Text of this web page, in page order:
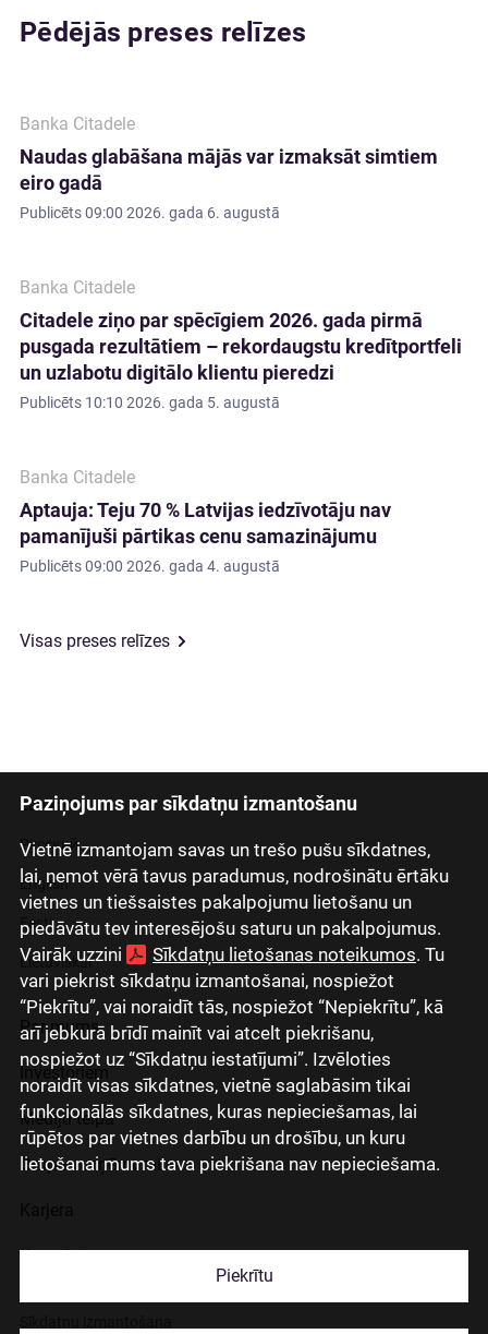
Paziņojums par sīkdatņu izmantošanu
Vietnē izmantojam savas un trešo pušu sīkdatnes,
lai, ņemot vērā tavus paradumus, nodrošinātu ērtāku
vietnes un tiešsaistes pakalpojumu lietošanu un
piedāvātu tev interesējošu saturu un pakalpojumus.
Vairāk uzzini
Sīkdatņu lietošanas noteikumos. Tu
vari piekrist sīkdatņu izmantošanai, nospiežot
“Piekrītu”, vai noraidīt tās, nospiežot “Nepiekrītu”, kā
arī jebkurā brīdī mainīt vai atcelt piekrišanu,
nospiežot uz “Sīkdatņu iestatījumi”. Izvēloties
noraidīt visas sīkdatnes, vietnē saglabāsim tikai
funkcionālās sīkdatnes, kuras nepieciešamas, lai
rūpētos par vietnes darbību un drošību, un kuru
lietošanai mums tava piekrišana nav nepieciešama.
Piekrītu
Pēdējās preses relīzes
Banka Citadele
Naudas glabāšana mājās var izmaksāt simtiem
eiro gadā
Publicēts09:00 2026. gada 6. augustā
Banka Citadele
Citadele ziņo par spēcīgiem 2026. gada pirmā
pusgada rezultātiem – rekordaugstu kredītportfeli
un uzlabotu digitālo klientu pieredzi
Publicēts 10:10 2026. gada 5. augustā
Banka Citadele
Aptauja: Teju 70 % Latvijas iedzīvotāju nav
pamanījuši pārtikas cenu samazinājumu
Publicēts09:00 2026. gada 4. augustā
Visas preses relīzes
Latviski
Русский
English
Eesti
Lietuviškai
Par mums
Investoriem
Mediju telpa
Grupas uzņēmumi
Kontakti